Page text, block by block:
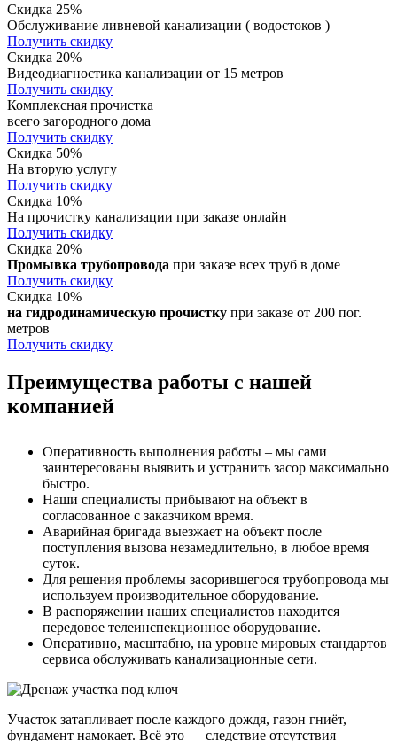
Скидка 25%
Обслуживание ливневой канализации ( водостоков )
Получить скидку
Скидка 20%
Видеодиагностика канализации от 15 метров
Получить скидку
Комплексная прочистка
всего загородного дома
Получить скидку
Скидка 50%
На вторую услугу
Получить скидку
Скидка 10%
На прочистку канализации при заказе онлайн
Получить скидку
Скидка 20%
Промывка трубопровода при заказе всех труб в доме
Получить скидку
Скидка 10%
на гидродинамическую прочистку при заказе от 200 пог.
метров
Получить скидку
Преимущества работы с нашей
компанией
Оперативность выполнения работы – мы сами
заинтересованы выявить и устранить засор максимально
быстро.
Наши специалисты прибывают на объект в
согласованное с заказчиком время.
Аварийная бригада выезжает на объект после
поступления вызова незамедлительно, в любое время
суток.
Для решения проблемы засорившегося трубопровода мы
используем производительное оборудование.
В распоряжении наших специалистов находится
передовое телеинспекционное оборудование.
Оперативно, масштабно, на уровне мировых стандартов
сервиса обслуживать канализационные сети.
Участок затапливает после каждого дождя, газон гниёт,
фундамент намокает. Всё это — следствие отсутствия